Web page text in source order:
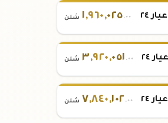
١,٩٦٠,٠٢٥.٠٠ شلن
٣,٩٢٠,٠٥١ .٠٠ شلن
٧,٨٤٠,١٠٢ .٠٠ شلن